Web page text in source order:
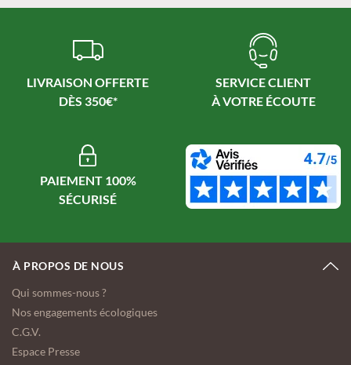
LIVRAISON OFFERTE
DÈS 350€*
SERVICE CLIENT
À VOTRE ÉCOUTE
PAIEMENT 100%
À PROPOS DE NOUS
Qui sommes-nous ?
Nos engagements écologiques
C.G.V.
Espace Presse